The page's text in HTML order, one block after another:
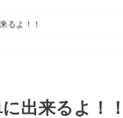
るよ！！
出来るよ！！